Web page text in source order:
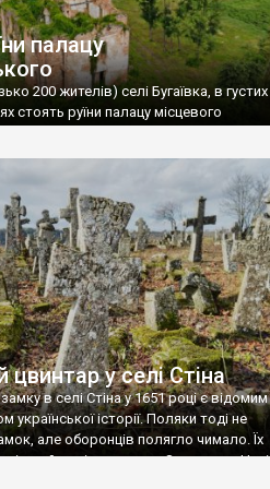
палацу
200 жителів) селі Бугаївка, в густих
стоять руїни палацу місцевого
– гуртожиток. У 60-х роках минулого
туберкульозну лікарню. Коли із
– ми точно не […]
цвинтар у селі Стіна
в селі Стіна у 1651 році є відомим
української історії. Поляки тоді не
але оборонців полягло чимало. Їх
який тоді називався Замковим. Нині